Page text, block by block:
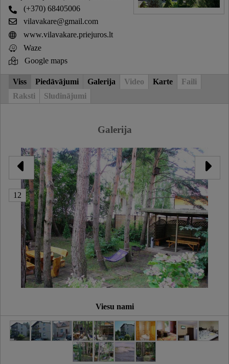
(+370) 68405006
vilavakare@gmail.com
www.vilavakare.priejuros.lt
Waze
Google maps
Viss Piedāvājumi Galerija Video Karte
Faili
Raksti
Sludinājumi
Galerija
12
Viesu nami